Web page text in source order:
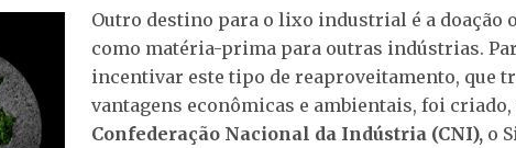
Outro destino para o lixo industrial é a doação
como matéria-prima para outras indústrias.
incentivar este tipo de reaproveitamento, que
vantagens econômicas e ambientais, foi criado,
Confederação Nacional da Indústria (CNI), o